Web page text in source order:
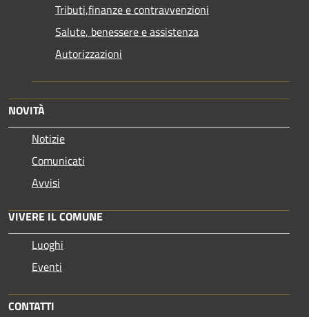
Tributi,finanze e contravvenzioni
Salute, benessere e assistenza
Autorizzazioni
NOVITÀ
Notizie
Comunicati
Avvisi
VIVERE IL COMUNE
Luoghi
Eventi
CONTATTI